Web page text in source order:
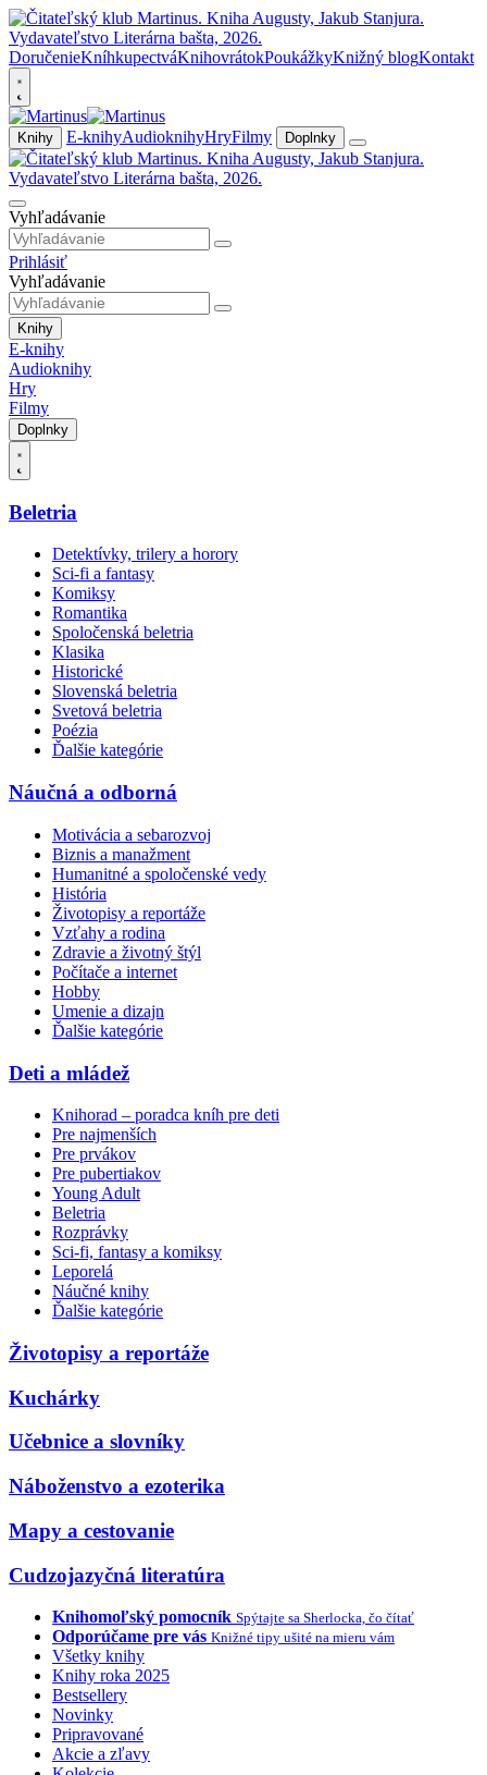
DoručenieKníhkupectváKnihovrátokPoukážkyKnižný blogKontakt
Knihy E-knihyAudioknihyHryFilmy Doplnky
Vyhľadávanie
Prihlásiť
Vyhľadávanie
Knihy
E-knihy
Audioknihy
Hry
Filmy
Doplnky
Beletria
Detektívky, trilery a horory
Sci-fi a fantasy
Komiksy
Romantika
Spoločenská beletria
Klasika
Historické
Slovenská beletria
Svetová beletria
Poézia
Ďalšie kategórie
Náučná a odborná
Motivácia a sebarozvoj
Biznis a manažment
Humanitné a spoločenské vedy
História
Životopisy a reportáže
Vzťahy a rodina
Zdravie a životný štýl
Počítače a internet
Hobby
Umenie a dizajn
Ďalšie kategórie
Deti a mládež
Knihorad – poradca kníh pre deti
Pre najmenších
Pre prvákov
Pre pubertiakov
Young Adult
Beletria
Rozprávky
Sci-fi, fantasy a komiksy
Leporelá
Náučné knihy
Ďalšie kategórie
Životopisy a reportáže
Kuchárky
Učebnice a slovníky
Náboženstvo a ezoterika
Mapy a cestovanie
Cudzojazyčná literatúra
Knihomoľský pomocník Spýtajte sa Sherlocka, čo čítať
Odporúčame pre vás Knižné tipy ušité na mieru vám
Všetky knihy
Knihy roka 2025
Bestsellery
Novinky
Pripravované
Akcie a zľavy